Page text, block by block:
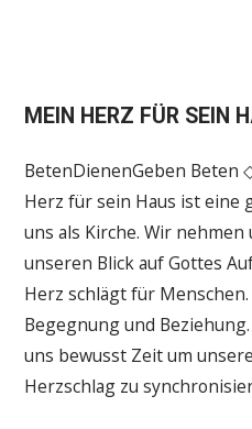
MEIN HERZ FÜR SEIN
BetenDienenGeben Beten
Herz für sein Haus ist eine
uns als Kirche. Wir
unseren Blick auf Gottes
Herz schlägt für
Begegnung und
uns bewusst Zeit um
Herzschlag zu